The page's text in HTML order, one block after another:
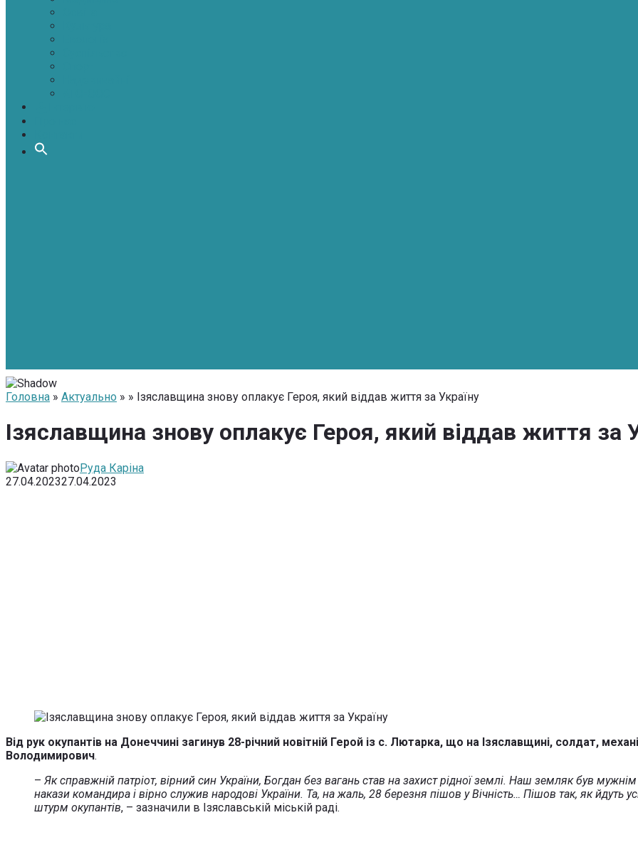
Головна » Актуально » » Ізяславщина знову оплакує Героя, який віддав життя за Україну
Ізяславщина знову оплакує Героя, який віддав життя за
Руда Каріна
27.04.202327.04.2023
Від рук окупантів на Донеччині загинув 28-річний новітній Герой із с. Лютарка, що на Ізяславщині, солдат,
Володимирович.
– Як справжній патріот, вірний син України, Богдан без вагань став на захист рідної землі. Наш земляк був
накази командира і вірно служив народові України. Та, на жаль, 28 березня пішов у Вічність… Пішов так, як йдуть
штурм окупантів, – зазначили в Ізяславській міській раді.